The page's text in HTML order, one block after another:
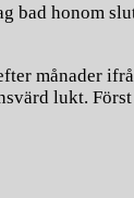
honom
månader
lukt.